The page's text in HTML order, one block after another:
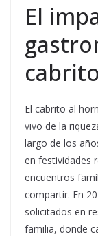
El
El cabrito al
vivo de la
largo de los
en festividades
encuentros
compartir. En
solicitados en
familia, donde